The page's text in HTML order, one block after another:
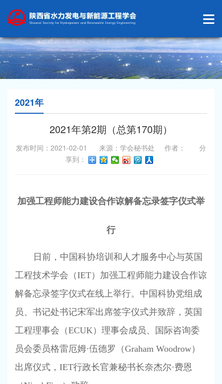
2021年
2021年第2期（总第170期）
发布时间：2021-02-01 来源：学会秘书处 作者： 分
享到：
加强工程师能力建设合作谅解备忘录签字仪式举
行
日前，中国科协培训和人才服务中心与英国
工程技术学会（IET）加强工程师能力建设合作谅
解备忘录签字仪式在线上举行。中国科协党组成
员、书记处书记宋军出席签字仪式并致辞，英国
工程理事会（ECUK）理事会成员、国际咨询委
员会委员格雷厄姆·伍德罗（Graham Woodrow）
出席仪式， IET行政长官兼秘书长奈杰尔·费恩